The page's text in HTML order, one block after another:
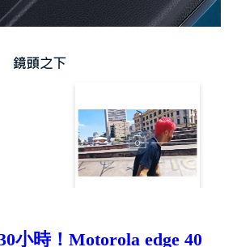
小時！Motorola edge 40